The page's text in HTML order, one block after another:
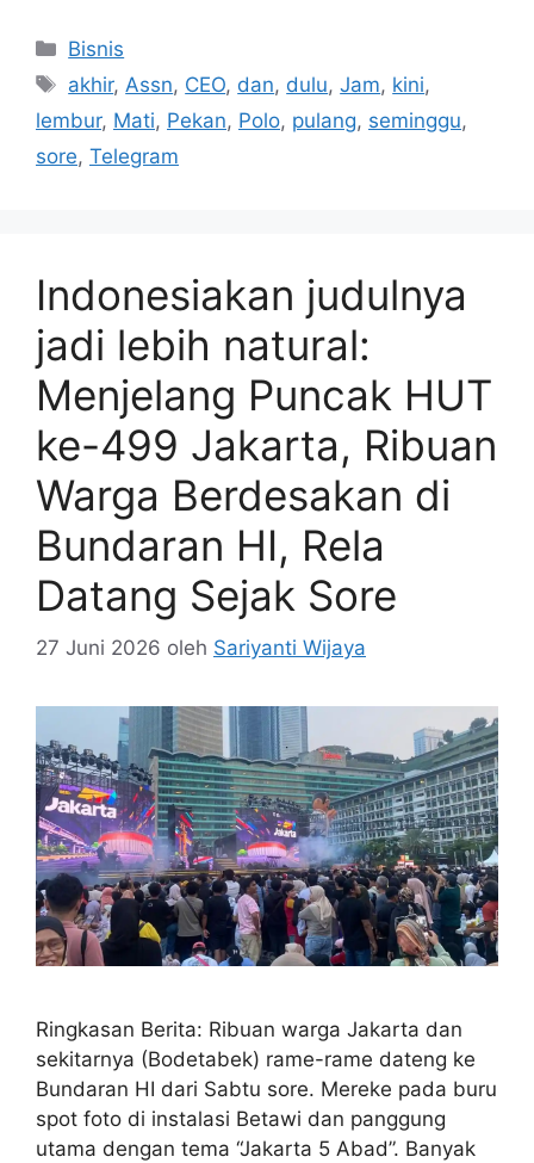
Kategori
Bisnis
Tag
akhir, Assn, CEO, dan, dulu,Jam, kini,
lembur, Mati, Pekan, Polo, pulang, seminggu,
sore, Telegram
Indonesiakan judulnya
jadi lebih natural: ‎
Menjelang Puncak HUT
ke-499 Jakarta, Ribuan
Warga Berdesakan di
Bundaran HI, Rela
Datang Sejak Sore
27 Juni 2026 oleh Sariyanti Wijaya
Ringkasan Berita: Ribuan warga Jakarta dan
sekitarnya (Bodetabek) rame-rame dateng ke
Bundaran HI dari Sabtu sore. Mereke pada buru
spot foto di instalasi Betawi dan panggung
utama dengan tema “Jakarta 5 Abad”. Banyak